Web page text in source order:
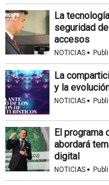
La
seguridad
accesos
NOTICIAS ·
La
y la
NOTICIAS ·
El programa
abordará
digital
NOTICIAS ·